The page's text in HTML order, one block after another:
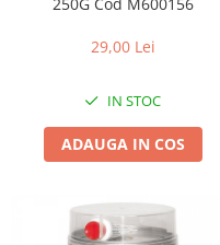
29,00 Lei
IN STOC
ADAUGA IN COS